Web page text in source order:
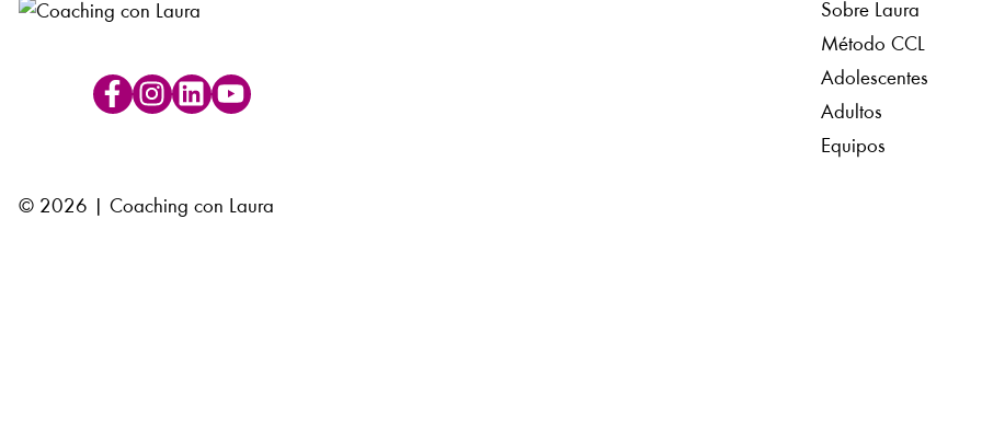
Sobre Laura
Método CCL
Adolescentes
Adultos
Equipos
© 2026 | Coaching con Laura